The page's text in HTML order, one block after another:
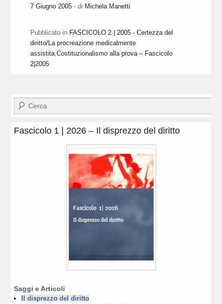
7 Giugno 2005 - di Michela Manetti
Pubblicato in FASCICOLO 2 | 2005 - Certezza del
diritto/La procreazione medicalmente
assistita,Costituzionalismo alla prova – Fascicolo
2|2005
Cerca
Fascicolo 1 | 2026 – Il disprezzo del diritto
Saggi e Articoli
Il disprezzo del diritto